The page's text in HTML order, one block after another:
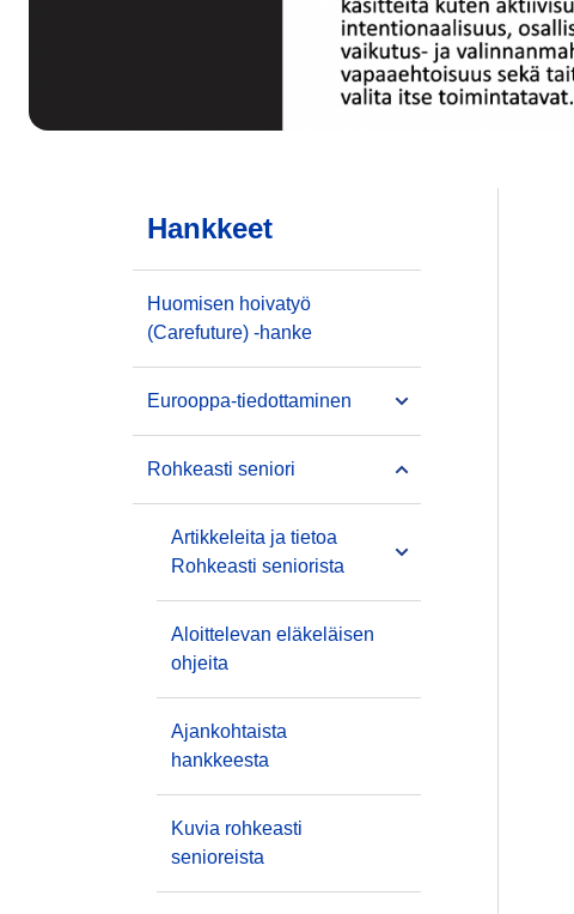
Hankkeet
Huomisen hoivatyö
(Carefuture) -hanke
Eurooppa-tiedottaminen
Rohkeasti seniori
Artikkeleita ja tietoa
Rohkeasti seniorista
Aloittelevan eläkeläisen
ohjeita
Ajankohtaista
hankkeesta
Kuvia rohkeasti
senioreista